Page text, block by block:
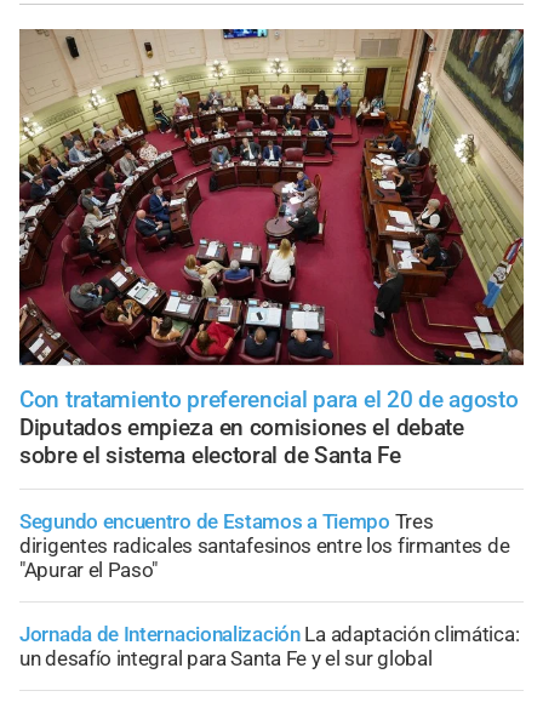
Con tratamiento preferencial para el 20 de agosto
Diputados empieza en comisiones el debate
sobre el sistema electoral de Santa Fe
Segundo encuentro de Estamos a Tiempo Tres
dirigentes radicales santafesinos entre los firmantes de
"Apurar el Paso"
Jornada de Internacionalización La adaptación climática:
un desafío integral para Santa Fe y el sur global